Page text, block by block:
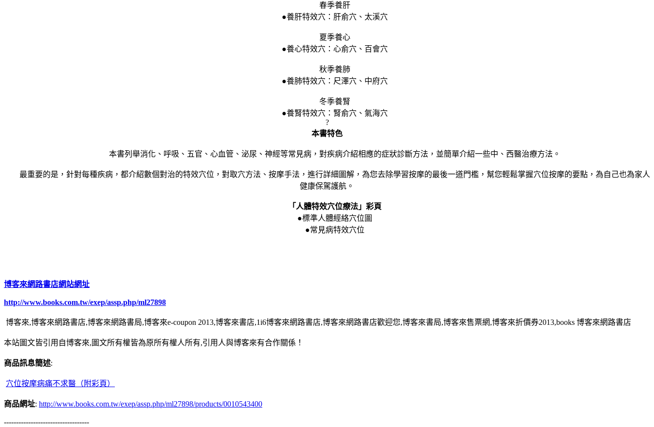
春季養肝
●養肝特效穴：肝俞穴、太溪穴
夏季養心
●養心特效穴：心俞穴、百會穴
秋季養肺
●養肺特效穴：尺澤穴、中府穴
冬季養腎
●養腎特效穴：腎俞穴、氣海穴
?
本書特色
本書列舉消化、呼吸、五官、心血管、泌尿、神經等常見病，對疾病介紹相應的症狀診斷方法，並簡單介紹一些中、西醫治療方法。
最重要的是，針對每種疾病，都介紹數個對治的特效穴位，對取穴方法、按摩手法，進行詳細圖解，為您去除學習按摩的最後一道門檻，幫您輕鬆掌握穴位按摩的要點，為自己也為家人
健康保駕護航。
「人體特效穴位療法」彩頁
●標準人體經絡穴位圖
●常見病特效穴位
博客來網路書店網站網址
http://www.books.com.tw/exep/assp.php/ml27898
博客來,博客來網路書店,博客來網路書局,博客來e-coupon 2013,博客來書店,1i6博客來網路書店,博客來網路書店歡迎您,博客來書局,博客來售票網,博客來折價券2013,books 博客來網路書店
本站圖文皆引用自博客來,圖文所有權皆為原所有權人所有,引用人與博客來有合作關係！
商品訊息簡述:
穴位按摩病痛不求醫（附彩頁）
商品網址: http://www.books.com.tw/exep/assp.php/ml27898/products/0010543400
-----------------------------------